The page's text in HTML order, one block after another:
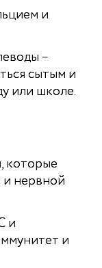
и
–
сытым и
или школе.
которые
нервной
и
и